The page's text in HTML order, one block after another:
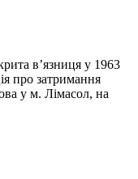
в’язниця у 1963
про затримання
у м. Лімасол, на